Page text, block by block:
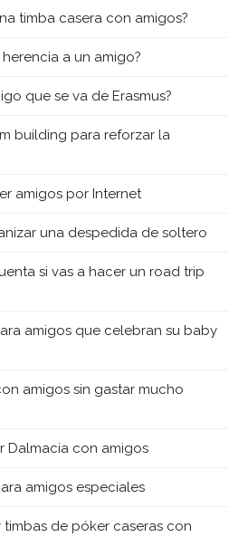
timba casera con amigos?
a un amigo?
que se va de Erasmus?
building para reforzar la
amigos por Internet
una despedida de soltero
si vas a hacer un road trip
amigos que celebran su baby
amigos sin gastar mucho
Dalmacia con amigos
amigos especiales
timbas de póker caseras con